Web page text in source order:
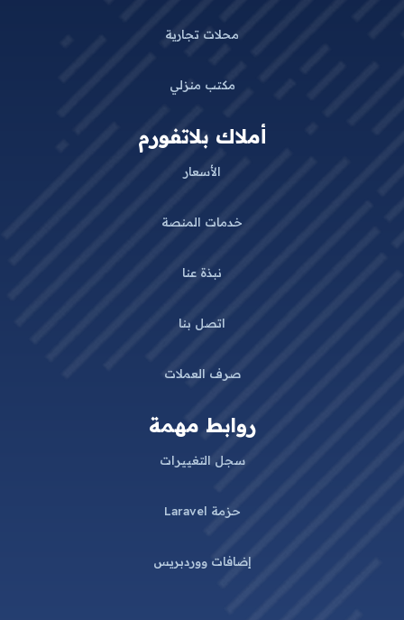
محلات تجارية
مكتب منزلي
أملاك بلاتفورم
الأسعار
خدمات المنصة
نبذة عنا
اتصل بنا
صرف العملات
روابط مهمة
سجل التغييرات
حزمة Laravel
إضافات ووردبريس